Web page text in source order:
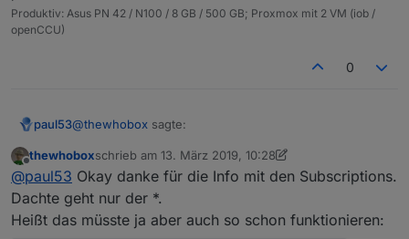
Produktiv: Asus PN 42 / N100 / 8 GB / 500 GB; Proxmox mit 2 VM (iob /
openCCU)
0
paul53@thewhobox sagte:
Ichweiß nicht ob ioBroker überhaupt Regex in den
Subscriptions zu lässt
Ja, Regex funktioniert in Subscriptions (s.
Offline
thewhoboxschrieb am 13. März 2019, 10:28
zuletzt editiert von thewhobox
@paul53 Okay danke für die Info mit den Subscriptions.
Dachte geht nur der *.
Heißt das müsste ja aber auch so schon funktionieren: